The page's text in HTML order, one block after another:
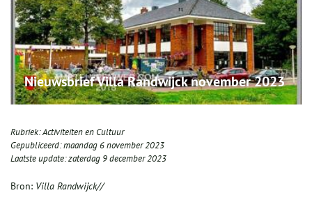
Nieuwsbrief Villa Randwijck november 2023
Rubriek:Activiteiten en Cultuur
Gepubliceerd:maandag 6 november 2023
Laatste update:zaterdag 9 december 2023
Bron: Villa Randwijck//